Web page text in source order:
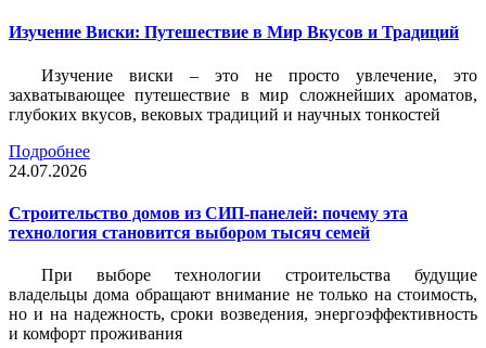
Изучение Виски: Путешествие в Мир Вкусов и Традиций
Изучение виски – это не просто увлечение, это
захватывающее путешествие в мир сложнейших ароматов,
глубоких вкусов, вековых традиций и научных тонкостей
Подробнее
24.07.2026
Строительство домов из СИП-панелей: почему эта
технология становится выбором тысяч семей
При выборе технологии строительства будущие
владельцы дома обращают внимание не только на стоимость,
но и на надежность, сроки возведения, энергоэффективность
и комфорт проживания